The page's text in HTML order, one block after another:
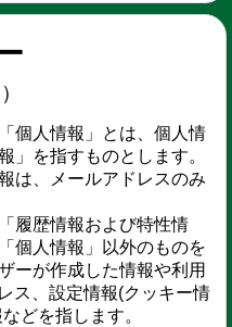
個人情報」とは、個人情
」を指すものとします。
は、メールアドレスのみ
履歴情報および特性情
個人情報」以外のものを
ーが作成した情報や利用
ス、設定情報(クッキー情
どを指します。